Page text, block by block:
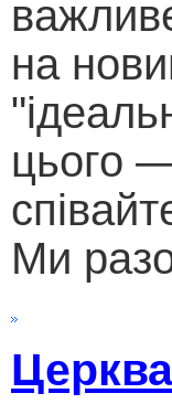
на
цього
Ми